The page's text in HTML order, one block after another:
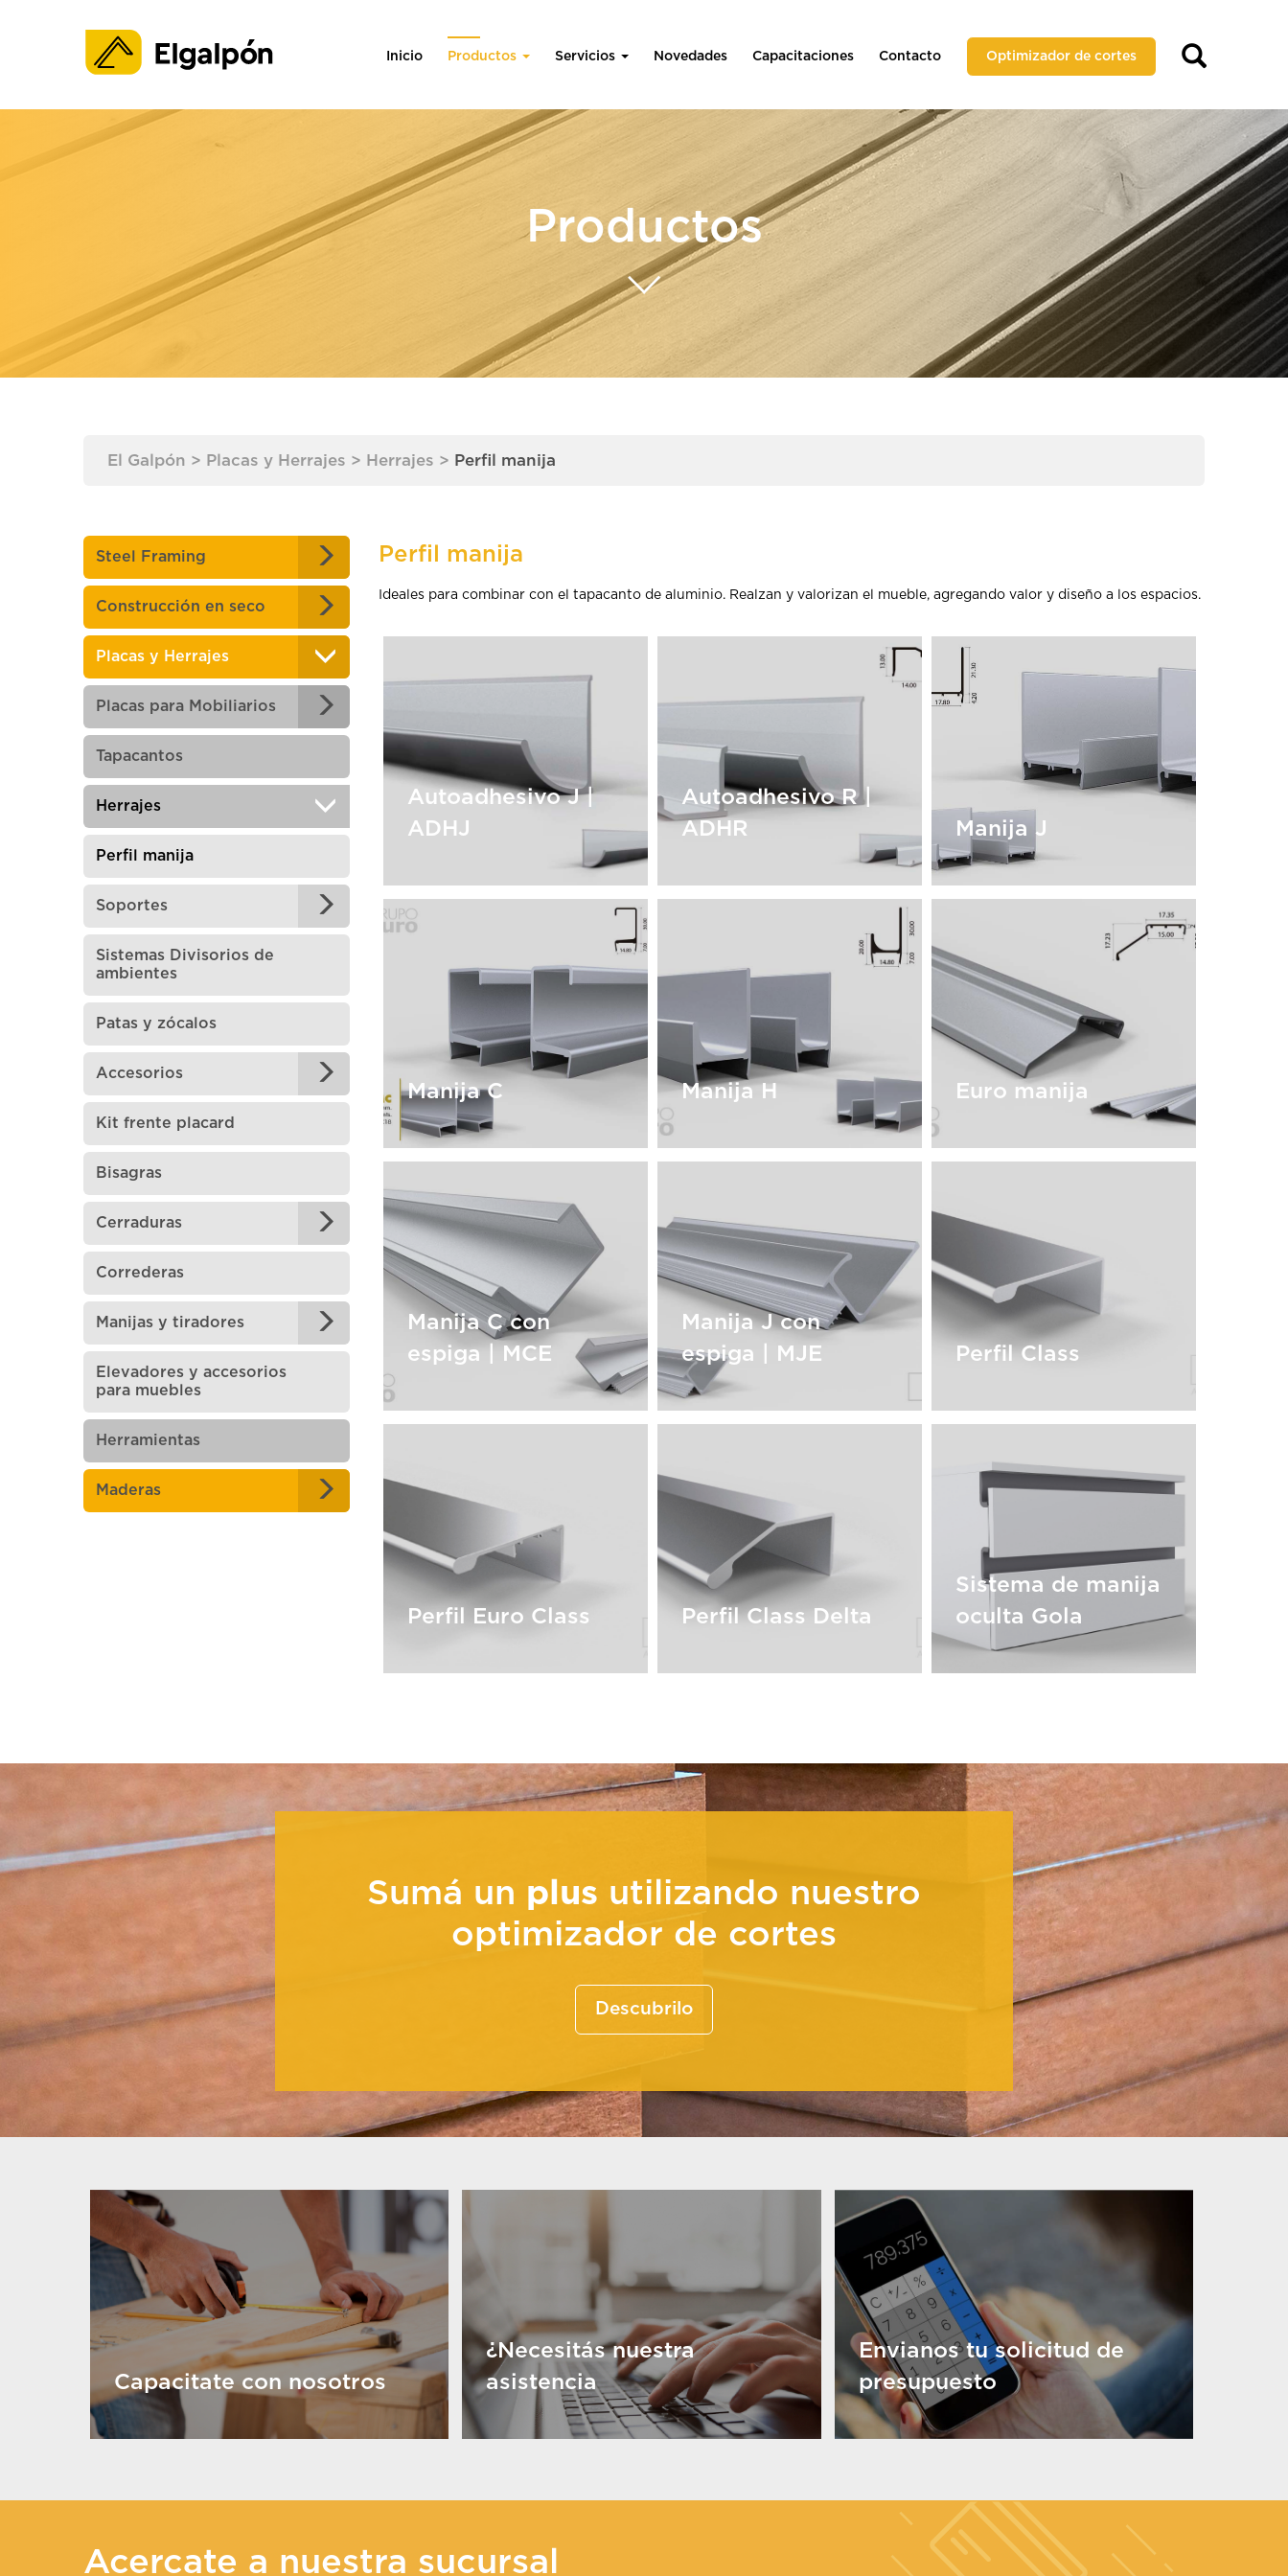
Inicio Productos Servicios Novedades Capacitaciones Contacto Optimizador de cortes
Productos
El Galpón > Placas y Herrajes > Herrajes > Perfil manija
Steel Framing
Construcción en seco
Placas y Herrajes
Placas para Mobiliarios
Tapacantos
Herrajes
Perfil manija
Soportes
Sistemas Divisorios de
ambientes
Patas y zócalos
Accesorios
Kit frente placard
Bisagras
Cerraduras
Correderas
Manijas y tiradores
Elevadores y accesorios
para muebles
Herramientas
Maderas
Perfil manija
Ideales para combinar con el tapacanto de aluminio. Realzan y valorizan el mueble, agregando valor y diseño a los espacios.
Autoadhesivo J |
ADHJ
Autoadhesivo J |
ADHJ
Autoadhesivo R |
ADHR
Autoadhesivo R |
ADHR
Manija J
Manija J
Manija C
Manija C
Manija H
Manija H
Euro manija
Euro manija
espiga | MCE
Manija C con
espiga | MCE
espiga | MJE
Manija J con
espiga | MJE
Perfil Class
Perfil Class
Perfil Euro Class Perfil Class Delta
Sistema de manija
oculta Gola
Sumá un plus utilizando nuestro
optimizador de cortes
Descubrilo
Capacitate con nosotros
¿Necesitás nuestra
asistencia
Envianos tu solicitud de
presupuesto
Acercate a nuestra sucursal